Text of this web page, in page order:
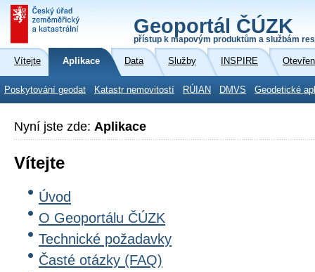
Geoportál ČÚZK
přístup k mapovým produktům a službám
Vítejte Aplikace Data Služby INSPIRE
Poskytování geodat Katastr nemovitostí RÚIAN DMVS Geodetické
Nyní jste zde: Aplikace
Vítejte
Úvod
O Geoportálu ČÚZK
Technické požadavky
Časté otázky (FAQ)